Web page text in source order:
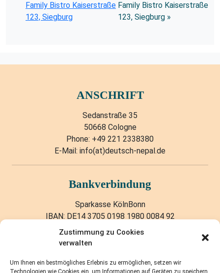
Zustimmung zu Cookies
verwalten
Um Ihnen ein bestmögliches Erlebnis zu ermöglichen, setzen wir
Technologien wie Cookies ein, um Informationen auf Geräten zu speichern
Family Bistro Kaiserstraße
123, Siegburg
Family Bistro Kaiserstraße
123, Siegburg »
ANSCHRIFT
Sedanstraße 35
50668 Cologne
Phone: +49 221 2338380
E-Mail: info(at)deutsch-nepal.de
Bankverbindung
Sparkasse KölnBonn
IBAN: DE14 3705 0198 1980 0084 92
BIC: COLSDE33XXX
Quick Links